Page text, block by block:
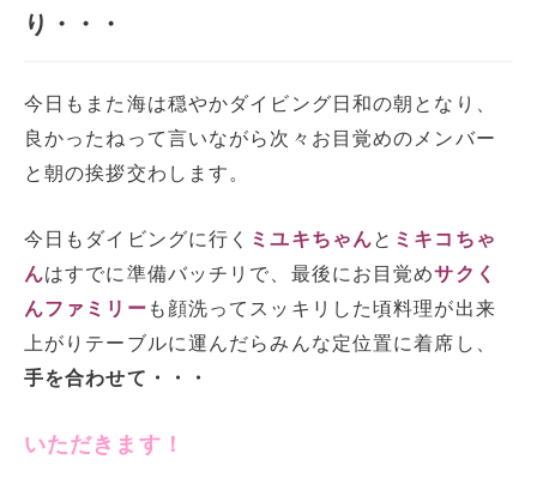
り・・・
今日もまた海は穏やかダイビング日和の朝となり、
良かったねって言いながら次々お目覚めのメンバー
と朝の挨拶交わします。
今日もダイビングに行く ミユキちゃんと ミキコちゃ
んはすでに準備バッチリで、最後にお目覚めサクく
んファミリー も顔洗ってスッキリした頃料理が出来
上がりテーブルに運んだらみんな定位置に着席し、
手を合わせて・・・
いただきます！